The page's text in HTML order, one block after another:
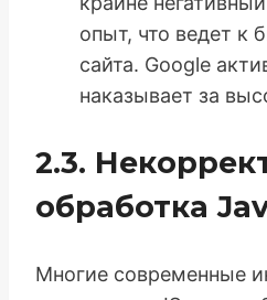
опыт, что ведет к
сайта. Google
наказывает за
2.3.
обработка
Многие современные